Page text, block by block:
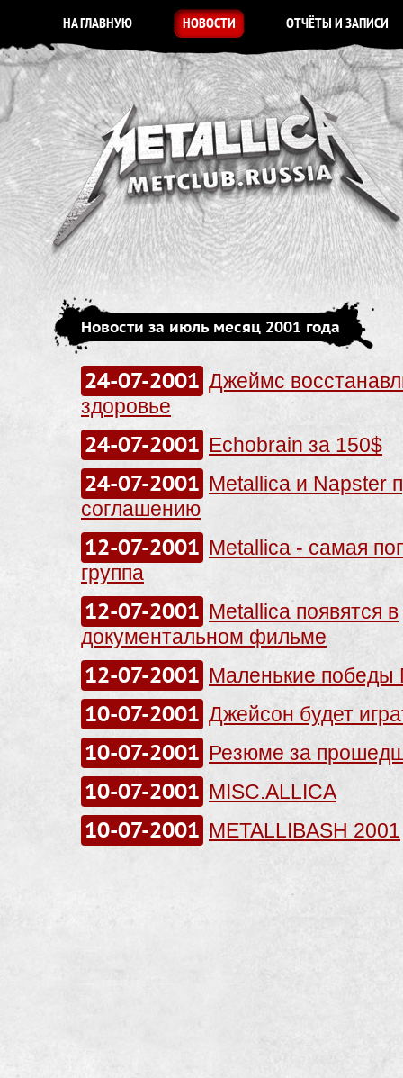
НА ГЛАВНУЮ НОВОСТИ ОТЧЁТЫ И ЗАПИСИ
Новости за июль месяц 2001 года
24-07-2001 Джеймс
здоровье
24-07-2001 Echobrain за 150$
24-07-2001 Metallica и Napster
соглашению
12-07-2001 Metallica - самая
группа
12-07-2001 Metallica появятся в
документальном фильме
12-07-2001 Маленькие победы
10-07-2001 Джейсон будет
10-07-2001 Резюме за
10-07-2001 MISC.ALLICA
10-07-2001 METALLIBASH 2001